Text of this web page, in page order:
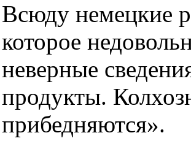
Всюду немецкие
которое
неверные
продукты.
прибедняются».